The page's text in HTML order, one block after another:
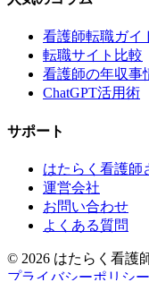
看護師転職ガイ
転職サイト比較
看護師の年収事
ChatGPT活用術
サポート
はたらく看護師
運営会社
お問い合わせ
よくある質問
© 2026 はたらく看護
プライバシーポリシー